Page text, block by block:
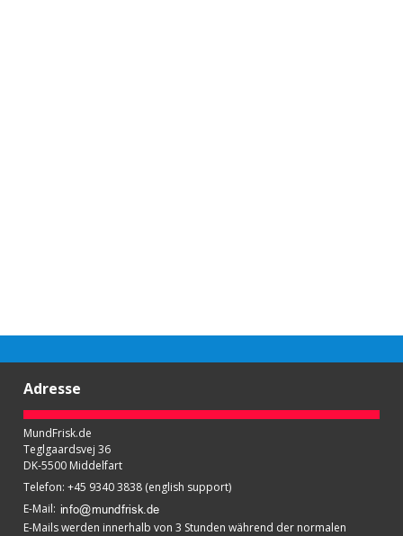
Adresse
MundFrisk.de
Teglgaardsvej 36
DK-5500 Middelfart
Telefon: +45 9340 3838 (english support)
E-Mail:
E-Mails werden innerhalb von 3 Stunden während der normalen